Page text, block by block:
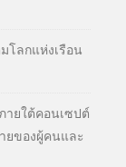
โลกแห่งเรือน
ายใต้คอนเซปต์
ยของผู้คนและ